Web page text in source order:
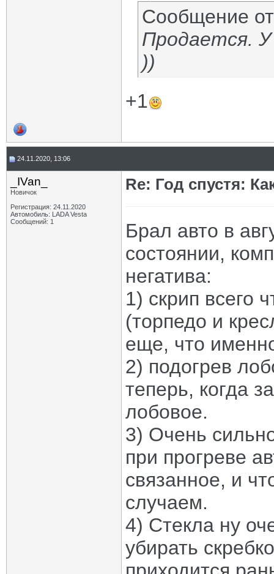
Сообщение
Продается.
))
+1
24.11.2020, 13:06
_IVan_
Новичок
Регистрация: 24.11.2020
Автомобиль: LADA Vesta
Сообщений: 1
Re: Год спустя:
Брал авто в
состоянии,
негатива:
1) скрип всего
(торпедо и
еще, что
2) подогрев
теперь, когда
лобовое.
3) Очень
при прогреве
связанное, и
случаем.
4) Стекла ну
убирать